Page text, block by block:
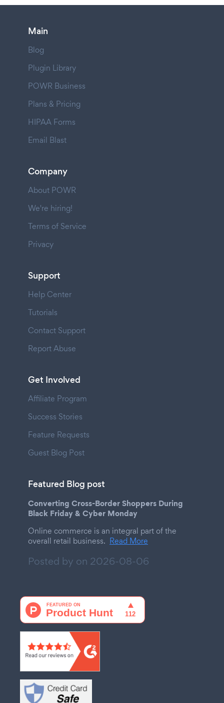
Main
Blog
Plugin Library
POWR Business
Plans & Pricing
HIPAA Forms
Email Blast
Company
About POWR
We're hiring!
Terms of Service
Privacy
Support
Help Center
Tutorials
Contact Support
Report Abuse
Get Involved
Affiliate Program
Success Stories
Feature Requests
Guest Blog Post
Featured Blog post
Converting Cross-Border Shoppers During
Black Friday & Cyber Monday
Online commerce is an integral part of the
overall retail business. Read More
Posted by on 2026-08-06